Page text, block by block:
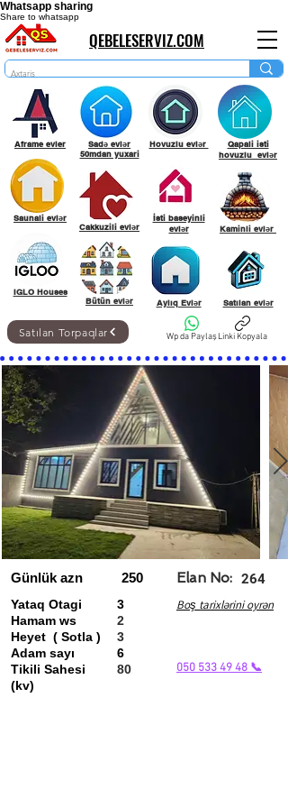
Whatsapp sharing
Share to whatsapp
QEBELESERVIZ.COM
Aframe evler
Saunali evlər
IGLO Houses
Sadə evlər
50mdan yuxari
Cakkuzili evlər
Bütün evlər
Hovuzlu evlər
İsti baseyinli
evlər
Aylıq Evlər
Qapali isti
hovuzlu evlər
Kaminli evlər
Satılan evlər
Wp da PaylaşLinki Kopyala
Satılan Torpaqlar
Günlük azn
Yataq Otagi
Hamam ws
Heyet ( Sotla )
Adam sayı
Tikili Sahesi
(kv)
250
3
Elan No: 264
Boş tarixlərini oyrən
2
3
6
80
050 533 49 48 📞